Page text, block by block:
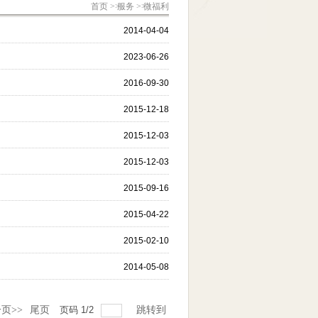
首页 >服务 >微福利
2014-04-04
2023-06-26
2016-09-30
2015-12-18
2015-12-03
2015-12-03
2015-09-16
2015-04-22
2015-02-10
2014-05-08
>> 尾页 页码 1/2 跳转到